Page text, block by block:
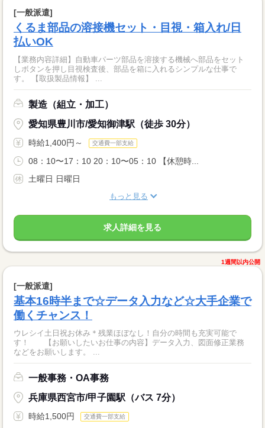
[一般派遣]
くるま部品の溶接機セット・目視・箱入れ/日
払いOK
【業務内容詳細】自動車パーツ部品を溶接する機械へ部品をセット
しボタンを押し目視検査後、部品を箱に入れるシンプルな仕事で
す。 【取扱製品情報】 ...
製造（組立・加工）
愛知県豊川市/愛知御津駅（徒歩 30分）
時給1,400円～ 交通費一部支給
08：10〜17：10 20：10〜05：10 【休憩時...
土曜日 日曜日
もっと見る
求人詳細を見る
1週間以内公開
[一般派遣]
基本16時半まで☆データ入力など☆大手企業で
働くチャンス！
ウレシイ土日祝お休み＊残業ほぼなし！自分の時間も充実可能で
す！ 【お願いしたいお仕事の内容】データ入力、図面修正業務
などをお願いします。 ...
一般事務・OA事務
兵庫県西宮市/甲子園駅（バス 7分）
時給1,500円 交通費一部支給